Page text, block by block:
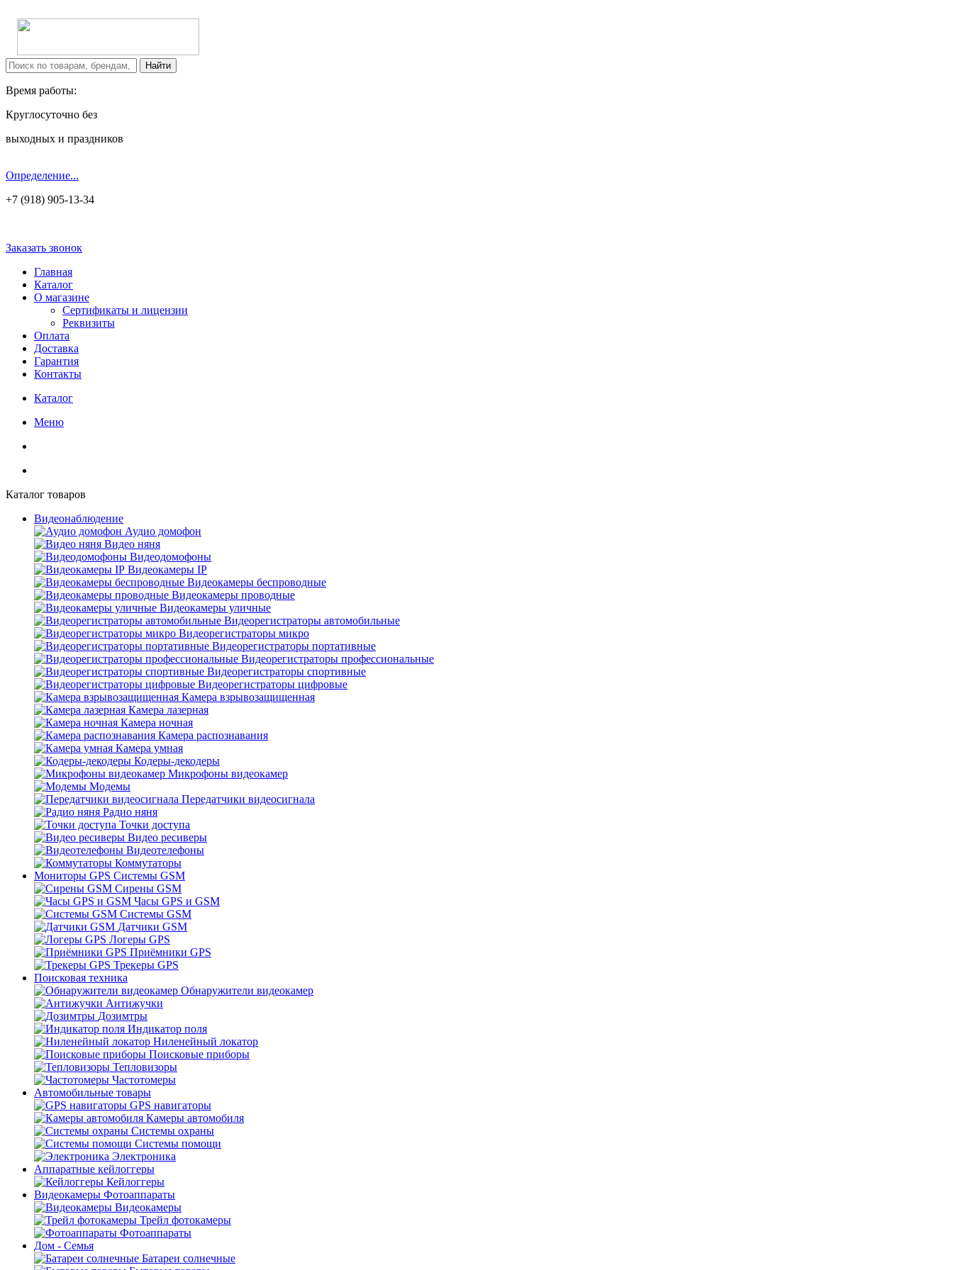
Время работы:
Круглосуточно без
выходных и праздников
Определение...
+7 (918) 905-13-34
Заказать звонок
Главная
Каталог
О магазине
Сертификаты и лицензии
Реквизиты
Оплата
Доставка
Гарантия
Контакты
Каталог
Меню
Каталог товаров
Видеонаблюдение
Аудио домофон
Видео няня
Видеодомофоны
Видеокамеры IP
Видеокамеры беспроводные
Видеокамеры проводные
Видеокамеры уличные
Видеорегистраторы автомобильные
Видеорегистраторы микро
Видеорегистраторы портативные
Видеорегистраторы профессиональные
Видеорегистраторы спортивные
Видеорегистраторы цифровые
Камера взрывозащищенная
Камера лазерная
Камера ночная
Камера распознавания
Камера умная
Кодеры-декодеры
Микрофоны видеокамер
Модемы
Передатчики видеосигнала
Радио няня
Точки доступа
Видео ресиверы
Видеотелефоны
Коммутаторы
Мониторы GPS Системы GSM
Сирены GSM
Часы GPS и GSM
Системы GSM
Датчики GSM
Логеры GPS
Приёмники GPS
Трекеры GPS
Поисковая техника
Обнаружители видеокамер
Антижучки
Дозимтры
Индикатор поля
Ниленейный локатор
Поисковые приборы
Тепловизоры
Частотомеры
Автомобильные товары
GPS навигаторы
Камеры автомобиля
Системы охраны
Системы помощи
Электроника
Аппаратные кейлоггеры
Кейлоггеры
Видеокамеры Фотоаппараты
Видеокамеры
Трейл фотокамеры
Фотоаппараты
Дом - Семья
Батареи солнечные